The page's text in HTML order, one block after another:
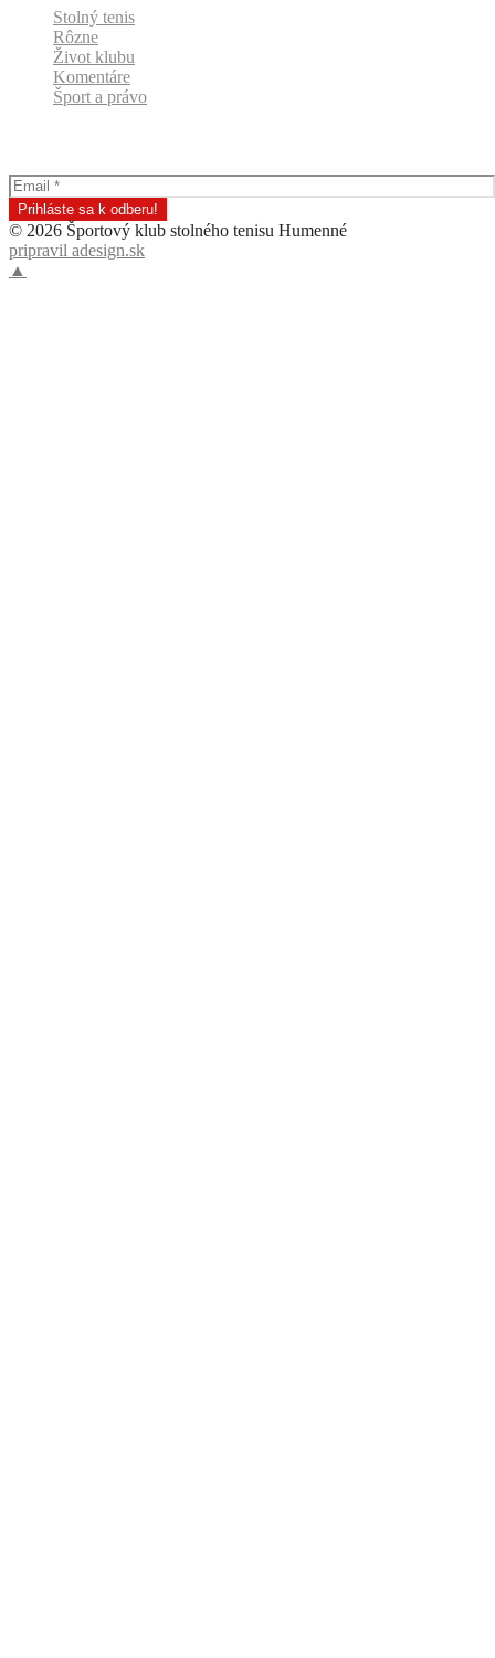
Stolný tenis
Rôzne
Život klubu
Komentáre
Šport a právo
© 2026 Športový klub stolného tenisu Humenné
pripravil adesign.sk
▲